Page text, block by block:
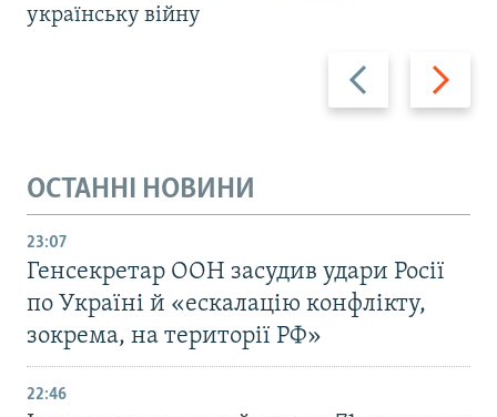
Назад Вперед
українську війну
ОСТАННІ НОВИНИ
23:07
Генсекретар ООН засудив удари Росії
по Україні й «ескалацію конфлікту,
зокрема, на території РФ»
22:46